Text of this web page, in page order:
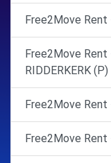
Free2Move Rent
Free2Move Rent
RIDDERKERK (P)
Free2Move Rent
Free2Move Rent